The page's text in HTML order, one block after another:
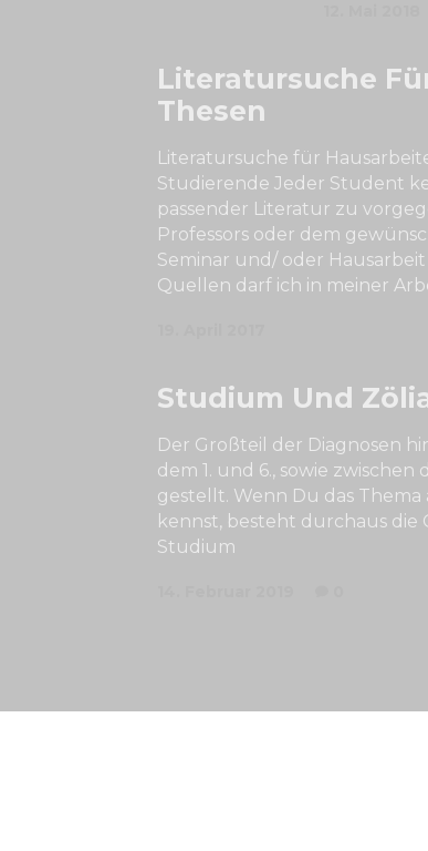
Literatursuche
Thesen
Literatursuche für
Studierende Jeder Student
passender Literatur zu
Professors oder dem
Seminar und/ oder
Quellen darf ich in meiner
Studium Und
Der Großteil der Diagnosen
dem 1. und 6., sowie
gestellt. Wenn Du das
kennst, besteht durchaus die
Studium